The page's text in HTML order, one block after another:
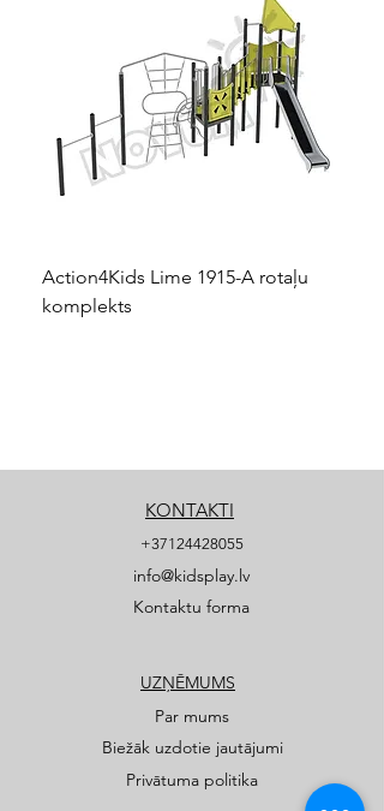
Action4Kids Lime 1915-A rotaļu
komplekts
KONTAKTI
+37124428055
info@kidsplay.lv
Kontaktu forma
UZŅĒMUMS
Par mums
Biežāk uzdotie jautājumi
Privātuma politika